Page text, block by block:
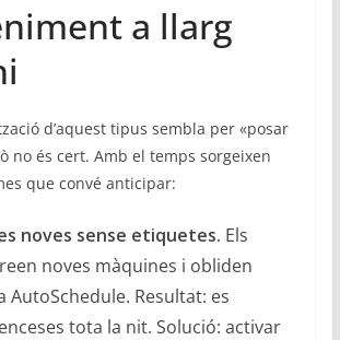
a llarg
d’aquest tipus sembla per «posar
no és cert. Amb el temps sorgeixen
que convé anticipar:
noves sense etiquetes. Els
noves màquines i obliden
AutoSchedule. Resultat: es
tota la nit. Solució: activar